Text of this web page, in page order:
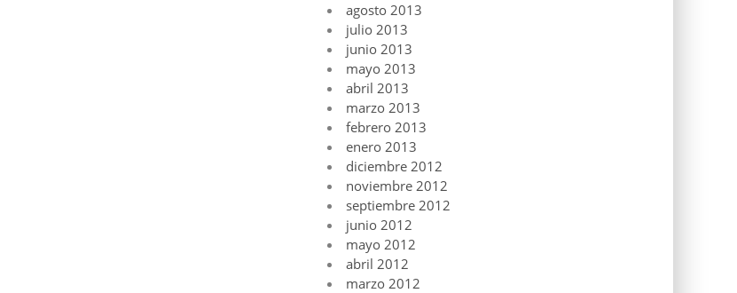
agosto 2013
julio 2013
junio 2013
mayo 2013
abril 2013
marzo 2013
febrero 2013
enero 2013
diciembre 2012
noviembre 2012
septiembre 2012
junio 2012
mayo 2012
abril 2012
marzo 2012